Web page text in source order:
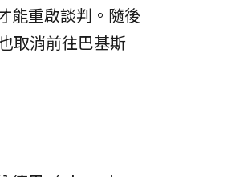
能重啟談判。隨後
取消前往巴基斯